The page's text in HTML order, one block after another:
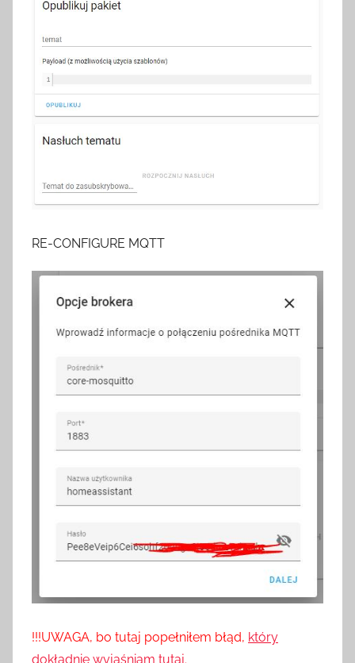
RE-CONFIGURE MQTT
!!!UWAGA, bo tutaj popełniłem błąd, który
dokładnie wyjaśniam tutaj.